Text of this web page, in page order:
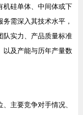
机硅单体、中间体或下
需深入其技术水平，
队实力、产品质量标准
以及产能与历年产量数
主要竞争对手情况、